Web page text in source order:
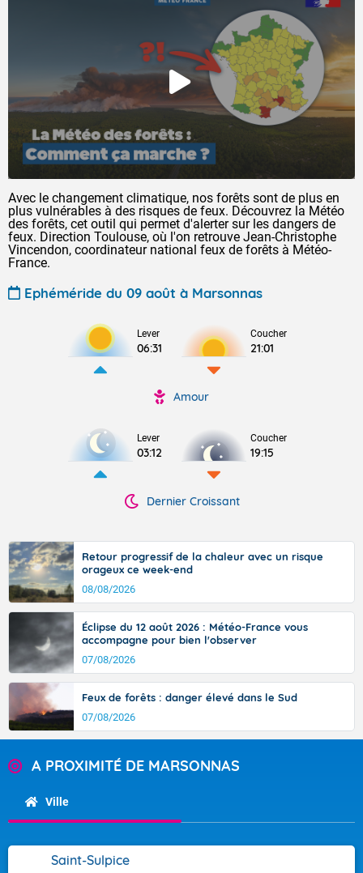
Avec le changement climatique, nos forêts sont de plus en
plus vulnérables à des risques de feux. Découvrez la Météo
des forêts, cet outil qui permet d'alerter sur les dangers de
feux. Direction Toulouse, où l'on retrouve Jean-Christophe
Vincendon, coordinateur national feux de forêts à Météo-
France.
Ephéméride du 09 août à Marsonnas
Lever
06:31
Coucher
21:01
Amour
Lever
03:12
Coucher
19:15
Dernier Croissant
Retour progressif de la chaleur avec un risque
orageux ce week-end
08/08/2026
Éclipse du 12 août 2026 : Météo-France vous
accompagne pour bien l'observer
07/08/2026
Feux de forêts : danger élevé dans le Sud
07/08/2026
A PROXIMITÉ DE MARSONNAS
Ville
Saint-Sulpice